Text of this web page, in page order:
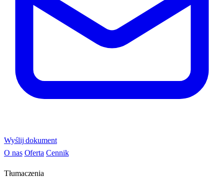
Wyślij dokument
O nas Oferta Cennik
Tłumaczenia